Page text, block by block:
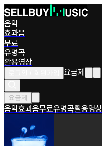
음악
효과음
무료
유명곡
활용영상
요금제
요금제
음악효과음무료유명곡활용영상